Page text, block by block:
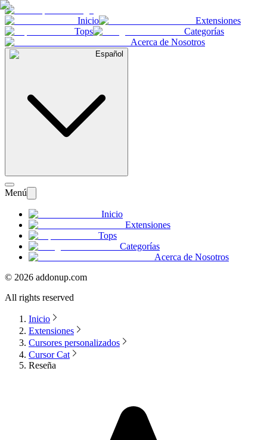
Inicio
Extensiones
Tops
Categorías
Acerca de Nosotros
Español
Menú
Inicio
Extensiones
Tops
Categorías
Acerca de Nosotros
© 2026 addonup.com
All rights reserved
Inicio
Extensiones
Cursores personalizados
Cursor Cat
Reseña